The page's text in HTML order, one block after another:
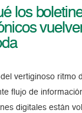
los
vertiginoso ritmo
flujo de
digitales están